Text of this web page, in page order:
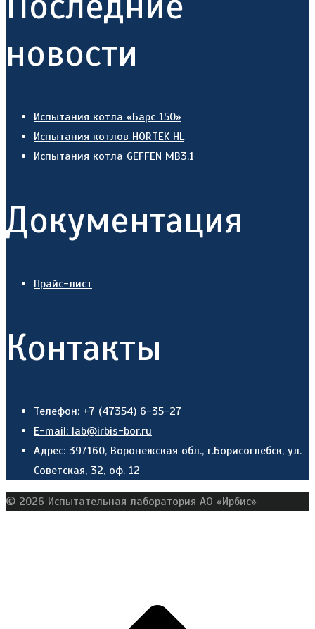
новости
Испытания котла «Барс 150»
Испытания котлов HORTEK HL
Испытания котла GEFFEN MB3.1
Документация
Прайс-лист
Контакты
Телефон: +7 (47354) 6-35-27
E-mail: lab@irbis-bor.ru
Адрес: 397160, Воронежская обл., г.Борисоглебск, ул.
Советская, 32, оф. 12
© 2026 Испытательная лаборатория АО «Ирбис»